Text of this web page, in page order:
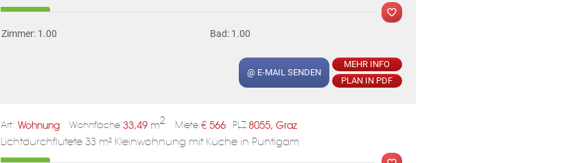
Zimmer: 1.00 Bad: 1.00
@ E-MAIL SENDEN
MEHR INFO
PLAN IN PDF
Art: Wohnung Wohnfläche:33,49 m2 Miete:€ 566 PLZ:8055, Graz
Lichtdurchflutete 33 m² Kleinwohnung mit Küche in Puntigam